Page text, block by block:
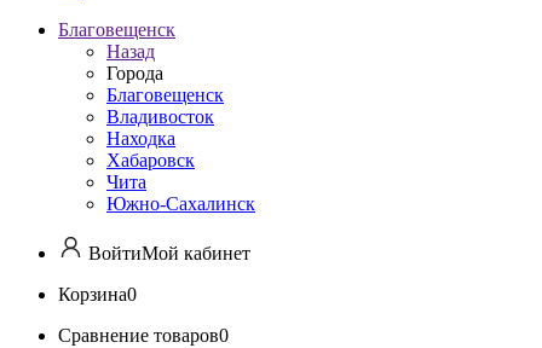
Благовещенск
Назад
Города
Благовещенск
Владивосток
Находка
Хабаровск
Чита
Южно-Сахалинск
ВойтиМой кабинет
Корзина0
Сравнение товаров0